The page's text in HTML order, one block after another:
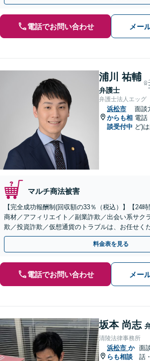
電話でお問い合わせ メー
浦川 祐輔
弁護士
弁護士法人エッグ
浜松市
からも相
談受付中
面談
電話
ど)
マルチ商法被害
【完全成功報酬制(回収額の33％（税込）】【24
商材／アフィリエイト／副業詐欺／出会い系サク
欺／投資詐欺／仮想通貨のトラブルは、お任せく
のみで解決も可能！
料金表を見る
電話でお問い合わせ メー
坂本 尚志
清陵法律事務所
浜松市 か
らも相談
面
話